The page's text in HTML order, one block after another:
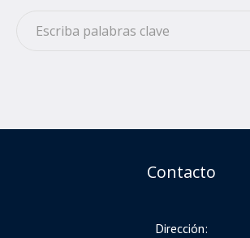
Contacto
Dirección: